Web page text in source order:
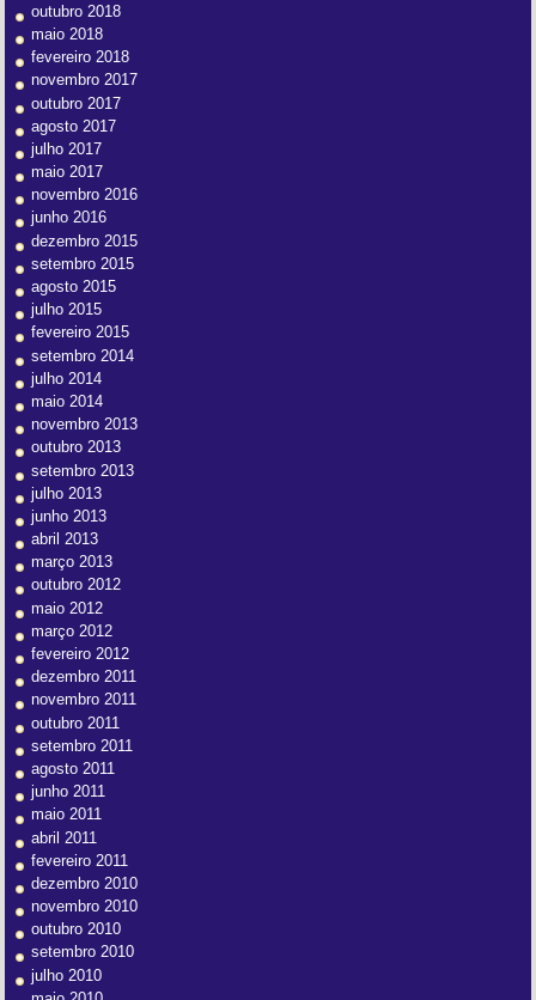
outubro 2018
maio 2018
fevereiro 2018
novembro 2017
outubro 2017
agosto 2017
julho 2017
maio 2017
novembro 2016
junho 2016
dezembro 2015
setembro 2015
agosto 2015
julho 2015
fevereiro 2015
setembro 2014
julho 2014
maio 2014
novembro 2013
outubro 2013
setembro 2013
julho 2013
junho 2013
abril 2013
março 2013
outubro 2012
maio 2012
março 2012
fevereiro 2012
dezembro 2011
novembro 2011
outubro 2011
setembro 2011
agosto 2011
junho 2011
maio 2011
abril 2011
fevereiro 2011
dezembro 2010
novembro 2010
outubro 2010
setembro 2010
julho 2010